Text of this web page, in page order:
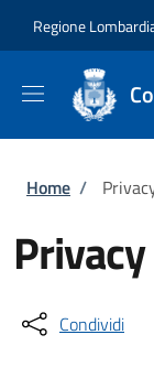
Regione
Briciole
Home /
Condividi